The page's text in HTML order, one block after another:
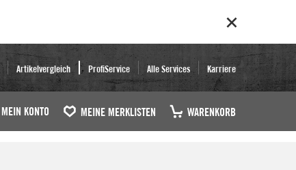
Artikelvergleich ProfiService Alle Services Karriere
MEIN KONTO MEINE MERKLISTEN WARENKORB